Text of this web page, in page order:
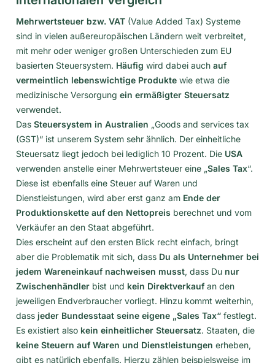
Mehrwertsteuer bzw. VAT (Value Added Tax) Systeme
sind in vielen außereuropäischen Ländern weit verbreitet,
mit mehr oder weniger großen Unterschieden zum EU
basierten Steuersystem. Häufig wird dabei auch auf
vermeintlich lebenswichtige Produkte wie etwa die
medizinische Versorgung ein ermäßigter Steuersatz
verwendet.
Das Steuersystem in Australien „Goods and services tax
(GST)“ ist unserem System sehr ähnlich. Der einheitliche
Steuersatz liegt jedoch bei lediglich 10 Prozent. Die USA
verwenden anstelle einer Mehrwertsteuer eine „Sales Tax“.
Diese ist ebenfalls eine Steuer auf Waren und
Dienstleistungen, wird aber erst ganz am Ende der
Produktionskette auf den Nettopreis berechnet und vom
Verkäufer an den Staat abgeführt.
Dies erscheint auf den ersten Blick recht einfach, bringt
aber die Problematik mit sich, dass Du als Unternehmer bei
jedem Wareneinkauf nachweisen musst, dass Du nur
Zwischenhändler bist und kein Direktverkaufan den
jeweiligen Endverbraucher vorliegt. Hinzu kommt weiterhin,
dass jeder Bundesstaat seine eigene „Sales Tax“ festlegt.
Es existiert also kein einheitlicher Steuersatz. Staaten, die
keine Steuern auf Waren und Dienstleistungen erheben,
gibt es natürlich ebenfalls. Hierzu zählen beispielsweise im